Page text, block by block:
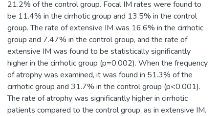
21.2% of the control group. Focal IM rates were found to
be 11.4% in the cirrhotic group and 13.5% in the control
group. The rate of extensive IM was 16.6% in the cirrhotic
group and 7.47% in the control group, and the rate of
extensive IM was found to be statistically significantly
higher in the cirrhotic group (p=0.002). When the frequency
of atrophy was examined, it was found in 51.3% of the
cirrhotic group and 31.7% in the control group (p<0.001).
The rate of atrophy was significantly higher in cirrhotic
patients compared to the control group, as in extensive IM.